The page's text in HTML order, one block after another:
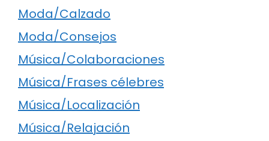
Moda/Calzado
Moda/Consejos
Música/Colaboraciones
Música/Frases célebres
Música/Localización
Música/Relajación